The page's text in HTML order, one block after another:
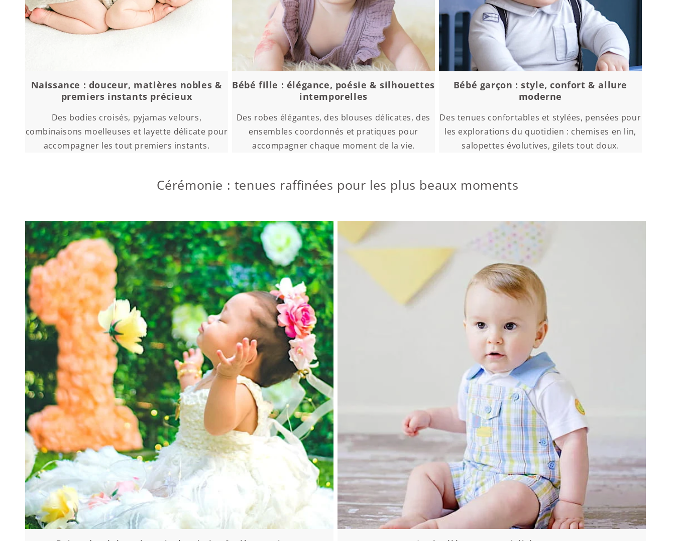
Naissance : douceur, matières nobles &
premiers instants précieux
Des bodies croisés, pyjamas velours,
combinaisons moelleuses et layette délicate pour
accompagner les tout premiers instants.
Bébé fille : élégance, poésie & silhouettes
intemporelles
Des robes élégantes, des blouses délicates, des
ensembles coordonnés et pratiques pour
accompagner chaque moment de la vie.
Bébé garçon : style, confort & allure
moderne
Des tenues confortables et stylées, pensées pour
les explorations du quotidien : chemises en lin,
salopettes évolutives, gilets tout doux.
Cérémonie : tenues raffinées pour les plus beaux moments